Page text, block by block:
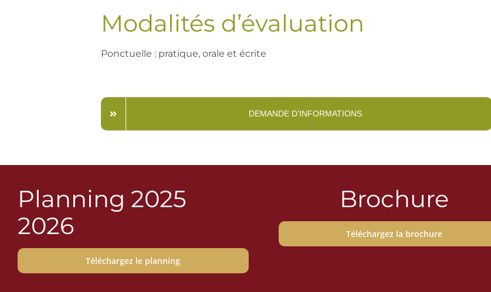
Modalités d’évaluation
Ponctuelle : pratique, orale et écrite
DEMANDE D’INFORMATIONS
Planning 2025
2026
Téléchargez le planning
Brochure
Téléchargez la brochure